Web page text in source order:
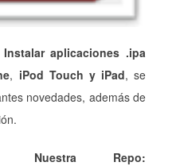
Instalar aplicaciones .ipa
, iPod Touch y iPad, se
novedades, además de
Repo: